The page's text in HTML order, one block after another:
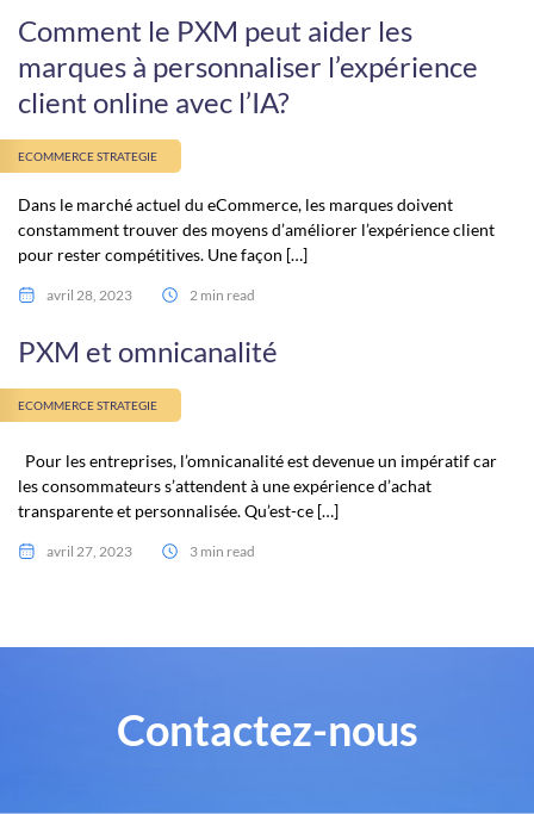
Comment le PXM peut aider les
marques à personnaliser l’expérience
client online avec l’IA?
ECOMMERCE STRATEGIE
Dans le marché actuel du eCommerce, les marques doivent
constamment trouver des moyens d’améliorer l’expérience client
pour rester compétitives. Une façon […]
avril 28, 2023 2 min read
PXM et omnicanalité
ECOMMERCE STRATEGIE
Pour les entreprises, l’omnicanalité est devenue un impératif car
les consommateurs s’attendent à une expérience d’achat
transparente et personnalisée. Qu’est-ce […]
avril 27, 2023 3 min read
Contactez-nous